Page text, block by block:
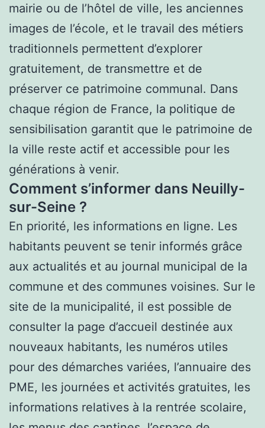
mairie ou de l’hôtel de ville, les anciennes
images de l’école, et le travail des métiers
traditionnels permettent d’explorer
gratuitement, de transmettre et de
préserver ce patrimoine communal. Dans
chaque région de France, la politique de
sensibilisation garantit que le patrimoine de
la ville reste actif et accessible pour les
générations à venir.
Comment s’informer dans Neuilly-
sur-Seine ?
En priorité, les informations en ligne. Les
habitants peuvent se tenir informés grâce
aux actualités et au journal municipal de la
commune et des communes voisines. Sur le
site de la municipalité, il est possible de
consulter la page d’accueil destinée aux
nouveaux habitants, les numéros utiles
pour des démarches variées, l’annuaire des
PME, les journées et activités gratuites, les
informations relatives à la rentrée scolaire,